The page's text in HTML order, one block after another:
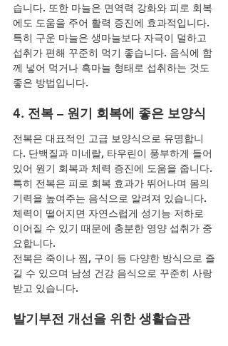
습니다. 또한 마늘은 면역력 강화와 피로 회복
에도 도움을 주어 활력 증진에 효과적입니다.
특히 구운 마늘은 생마늘보다 자극이 덜하고
섭취가 편해 꾸준히 먹기 좋습니다. 음식에 함
께 넣어 먹거나 흑마늘 형태로 섭취하는 것도
좋은 방법입니다.
4. 전복 – 원기 회복에 좋은 보양식
전복은 대표적인 고급 보양식으로 유명합니
다. 단백질과 미네랄, 타우린이 풍부하게 들어
있어 원기 회복과 체력 증진에 도움을 줍니다.
특히 전복은 피로 회복 효과가 뛰어나며 몸의
기력을 높여주는 음식으로 알려져 있습니다.
체력이 떨어지면 자연스럽게 성기능 저하로
이어질 수 있기 때문에 충분한 영양 섭취가 중
요합니다.
전복은 죽이나 찜, 구이 등 다양한 방식으로 즐
길 수 있으며 남성 건강 음식으로 꾸준히 사랑
받고 있습니다.
발기부전 개선을 위한 생활습관